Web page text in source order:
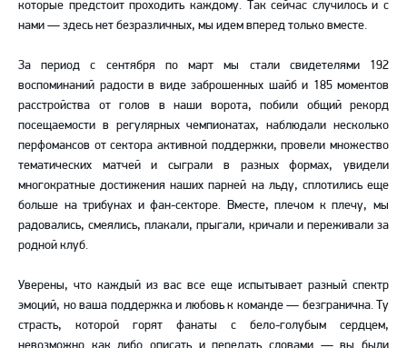
которые предстоит проходить каждому. Так сейчас случилось и с
нами — здесь нет безразличных, мы идем вперед только вместе.
За период с сентября по март мы стали свидетелями 192
воспоминаний радости в виде заброшенных шайб и 185 моментов
расстройства от голов в наши ворота, побили общий рекорд
посещаемости в регулярных чемпионатах, наблюдали несколько
перфомансов от сектора активной поддержки, провели множество
тематических матчей и сыграли в разных формах, увидели
многократные достижения наших парней на льду, сплотились еще
больше на трибунах и фан-секторе. Вместе, плечом к плечу, мы
радовались, смеялись, плакали, прыгали, кричали и переживали за
родной клуб.
Уверены, что каждый из вас все еще испытывает разный спектр
эмоций, но ваша поддержка и любовь к команде — безгранична. Ту
страсть, которой горят фанаты с бело-голубым сердцем,
невозможно как либо описать и передать словами — вы были